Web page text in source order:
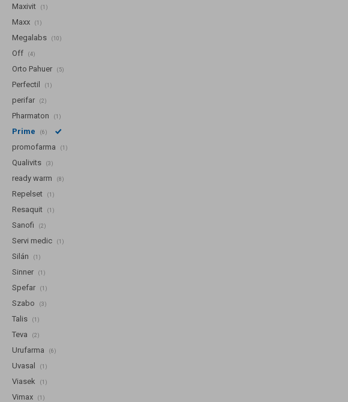
Maxivit (1)
Maxx (1)
Megalabs (10)
Off (4)
Orto Pahuer (5)
Perfectil (1)
perifar (2)
Pharmaton (1)
Prime (6)
promofarma (1)
Qualivits (3)
ready warm (8)
Repelset (1)
Resaquit (1)
Sanofi (2)
Servi medic (1)
Silán (1)
Sinner (1)
Spefar (1)
Szabo (3)
Talis (1)
Teva (2)
Urufarma (6)
Uvasal (1)
Viasek (1)
Vimax (1)